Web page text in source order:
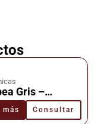
Gris –
–
más Consultar